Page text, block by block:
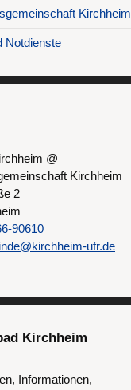
Kirchheim
Notdienste
@
Kirchheim
2
90610
ufr.de
Kirchheim
Informationen,